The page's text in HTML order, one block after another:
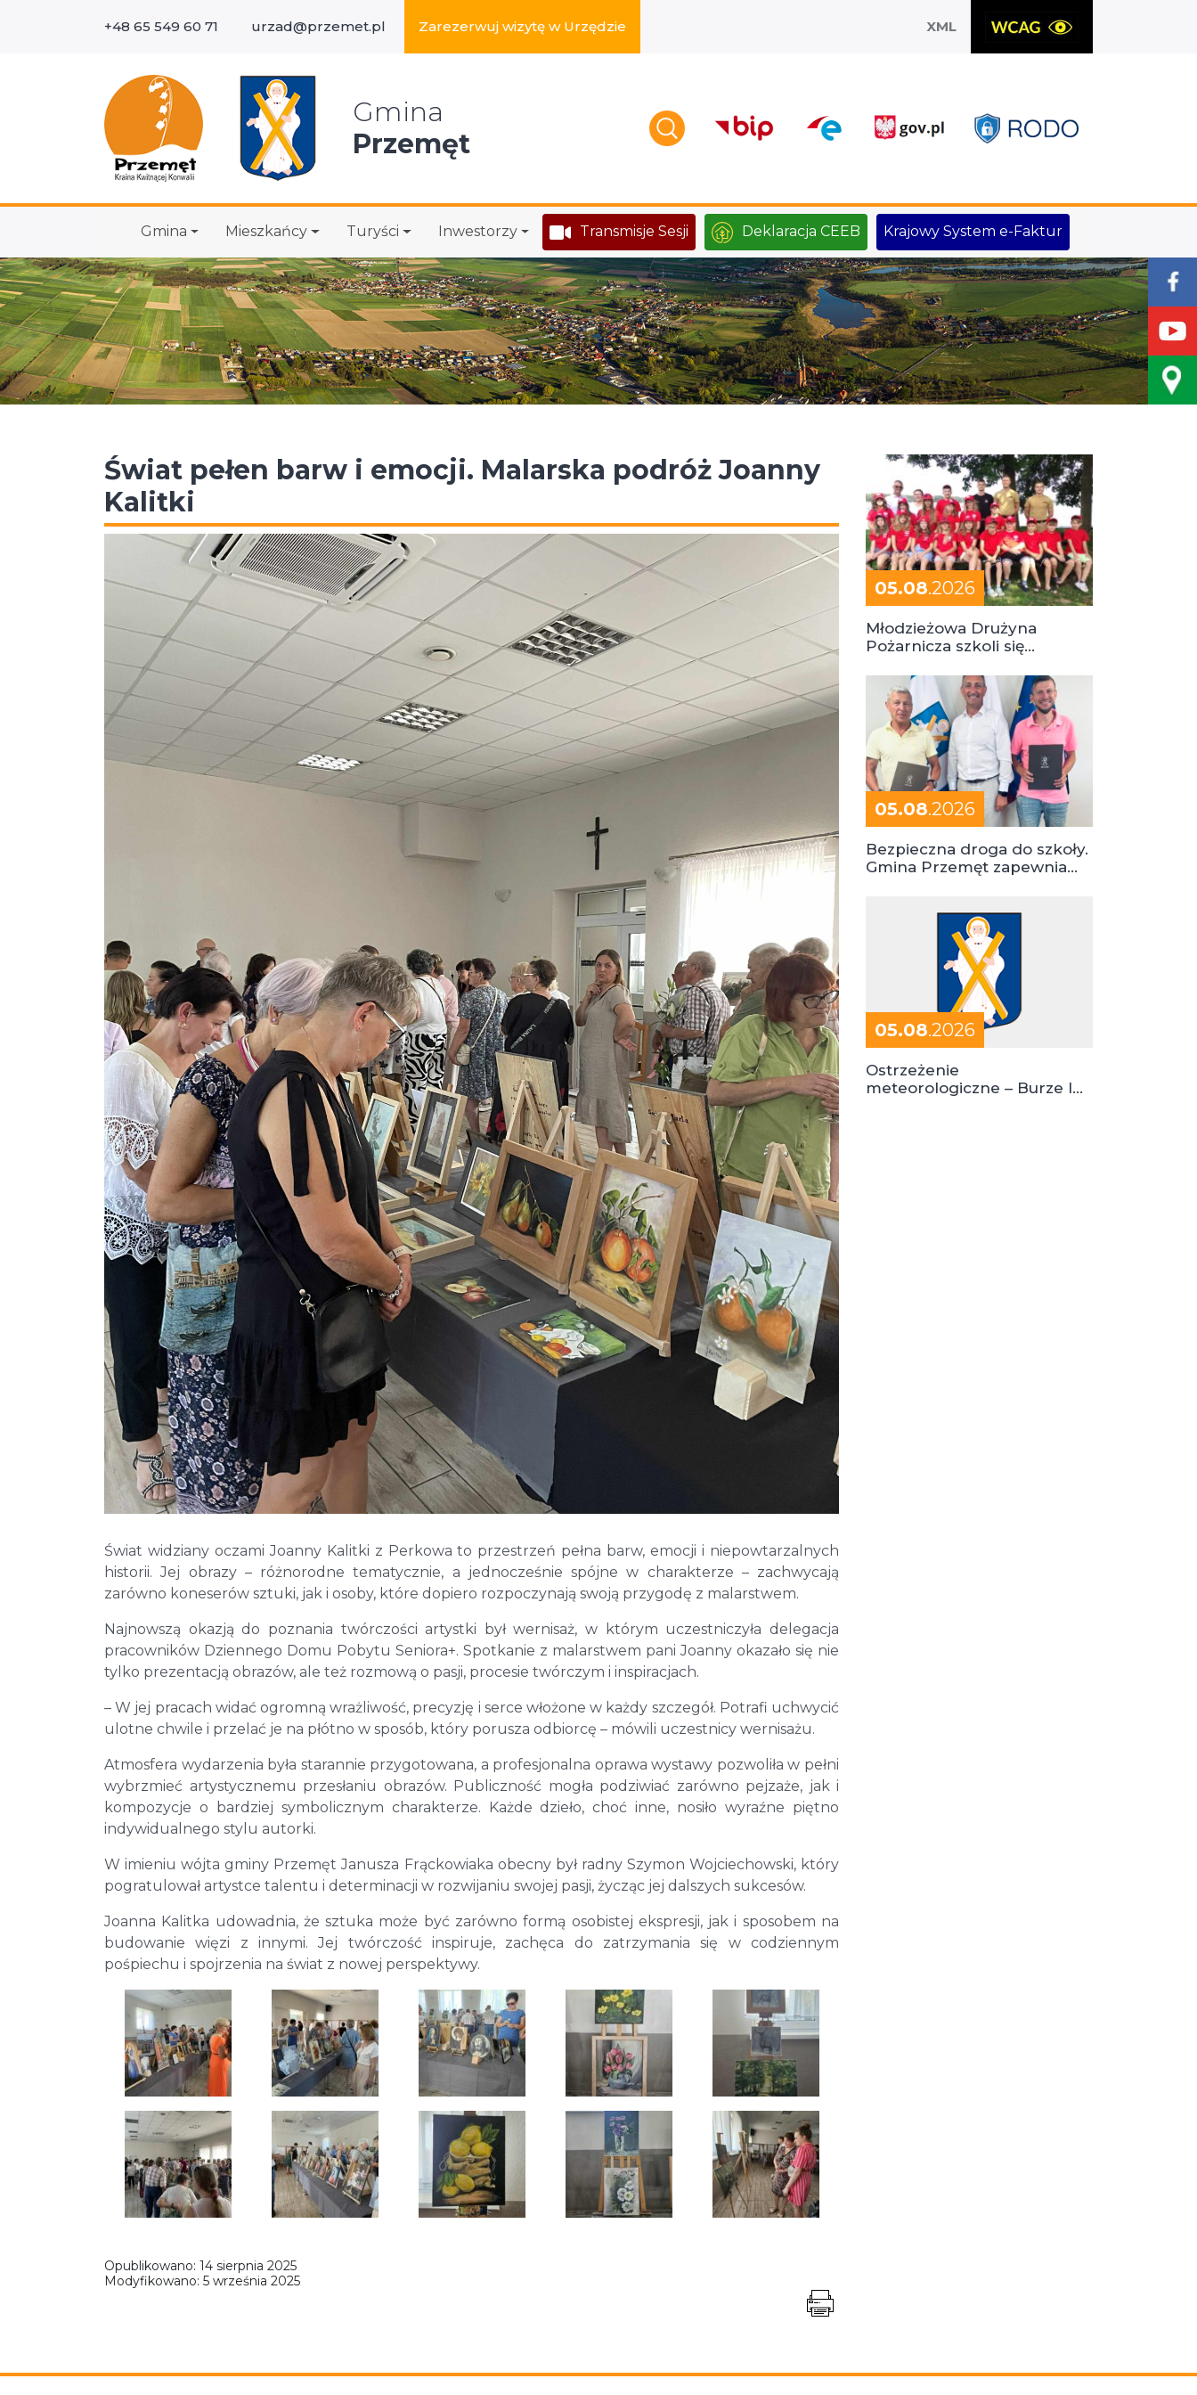
+48 65 549 60 71 urzad@przemet.pl Zarezerwuj wizytę w Urzędzie XML
Gmina
Przemęt
Gmina Mieszkańcy Turyści Inwestorzy Transmisje Sesji Deklaracja CEEB Krajowy System e-Faktur
Świat pełen barw i emocji. Malarska podróż Joanny
Kalitki
Świat widziany oczami Joanny Kalitki z Perkowa to przestrzeń pełna barw, emocji i niepowtarzalnych
historii. Jej obrazy – różnorodne tematycznie, a jednocześnie spójne w charakterze – zachwycają
zarówno koneserów sztuki, jak i osoby, które dopiero rozpoczynają swoją przygodę z malarstwem.
Najnowszą okazją do poznania twórczości artystki był wernisaż, w którym uczestniczyła delegacja
pracowników Dziennego Domu Pobytu Seniora+. Spotkanie z malarstwem pani Joanny okazało się nie
tylko prezentacją obrazów, ale też rozmową o pasji, procesie twórczym i inspiracjach.
– W jej pracach widać ogromną wrażliwość, precyzję i serce włożone w każdy szczegół. Potrafi uchwycić
ulotne chwile i przelać je na płótno w sposób, który porusza odbiorcę – mówili uczestnicy wernisażu.
Atmosfera wydarzenia była starannie przygotowana, a profesjonalna oprawa wystawy pozwoliła w pełni
wybrzmieć artystycznemu przesłaniu obrazów. Publiczność mogła podziwiać zarówno pejzaże, jak i
kompozycje o bardziej symbolicznym charakterze. Każde dzieło, choć inne, nosiło wyraźne piętno
indywidualnego stylu autorki.
W imieniu wójta gminy Przemęt Janusza Frąckowiaka obecny był radny Szymon Wojciechowski, który
pogratulował artystce talentu i determinacji w rozwijaniu swojej pasji, życząc jej dalszych sukcesów.
Joanna Kalitka udowadnia, że sztuka może być zarówno formą osobistej ekspresji, jak i sposobem na
budowanie więzi z innymi. Jej twórczość inspiruje, zachęca do zatrzymania się w codziennym
pośpiechu i spojrzenia na świat z nowej perspektywy.
Opublikowano: 14 sierpnia 2025
Modyfikowano: 5 września 2025
05.08.2026
Młodzieżowa Drużyna
Pożarnicza szkoli się
05.08.2026
Bezpieczna droga do szkoły.
Gmina Przemęt zapewnia
05.08.2026
Ostrzeżenie
meteorologiczne – Burze I
Wyszukaj w serwisie